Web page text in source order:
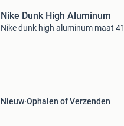
Nike Dunk High Aluminum
Nike dunk high aluminum maat 41
Nieuw Ophalen of Verzenden